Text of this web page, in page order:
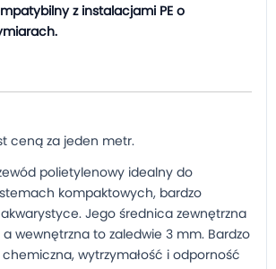
z instalacjami PE o
ceną za jeden metr.
polietylenowy idealny do
kompaktowych, bardzo
Jego średnica zewnętrzna
wewnętrzna to zaledwie 3 mm. Bardzo
wytrzymałość i odporność